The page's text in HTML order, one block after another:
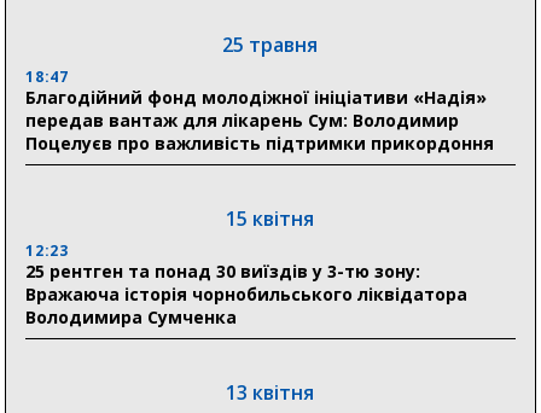
Сумщини пояснив, як отримати допомогу на зиму
17:52
«Укрексімбанк» припиняє виплату пенсій: у
Пенсійному фонді Сумщини пояснили, що робити
людям
відзнаки «Почесного громадянина міста Суми»
30 липня
Сумська клінічна лікарня Святого Пантелеймона
25 травня
18:47
Благодійний фонд молодіжної ініціативи «Надія»
передав вантаж для лікарень Сум: Володимир
Поцелуєв про важливість підтримки прикордоння
15 квітня
12:23
25 рентген та понад 30 виїздів у 3-тю зону:
Вражаюча історія чорнобильського ліквідатора
Володимира Сумченка
13 квітня